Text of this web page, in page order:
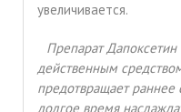
увеличивается.
Препарат
действенным
предотвращает
долгое время